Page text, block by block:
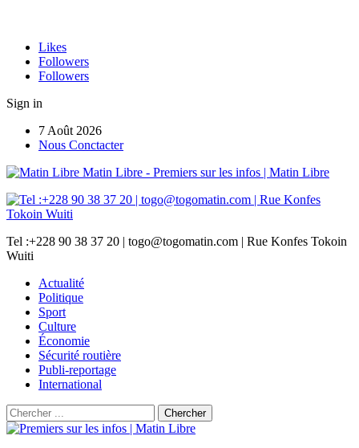
Likes
Followers
Followers
Sign in
7 Août 2026
Nous Conctacter
Matin Libre - Premiers sur les infos | Matin Libre
Tel :+228 90 38 37 20 | togo@togomatin.com | Rue Konfes Tokoin
Wuiti
Actualité
Politique
Sport
Culture
Économie
Sécurité routière
Publi-reportage
International